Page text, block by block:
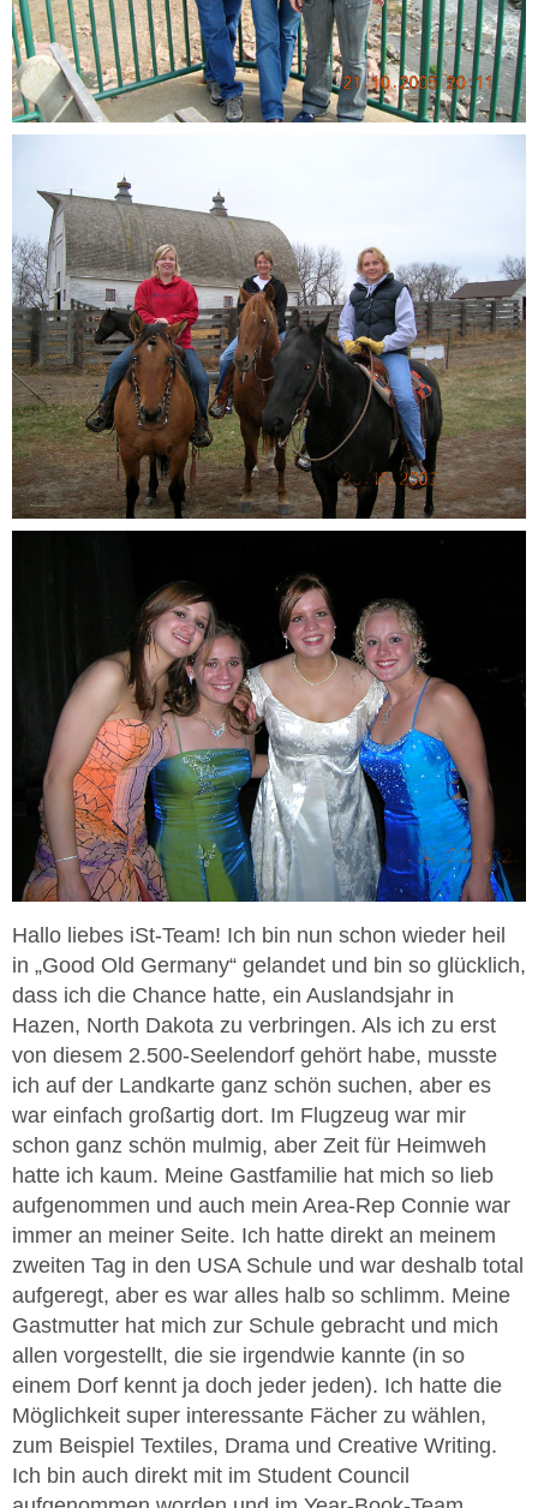
Hallo liebes iSt-Team! Ich bin nun schon wieder heil
in „Good Old Germany“ gelandet und bin so glücklich,
dass ich die Chance hatte, ein Auslandsjahr in
Hazen, North Dakota zu verbringen. Als ich zu erst
von diesem 2.500-Seelendorf gehört habe, musste
ich auf der Landkarte ganz schön suchen, aber es
war einfach großartig dort. Im Flugzeug war mir
schon ganz schön mulmig, aber Zeit für Heimweh
hatte ich kaum. Meine Gastfamilie hat mich so lieb
aufgenommen und auch mein Area-Rep Connie war
immer an meiner Seite. Ich hatte direkt an meinem
zweiten Tag in den USA Schule und war deshalb total
aufgeregt, aber es war alles halb so schlimm. Meine
Gastmutter hat mich zur Schule gebracht und mich
allen vorgestellt, die sie irgendwie kannte (in so
einem Dorf kennt ja doch jeder jeden). Ich hatte die
Möglichkeit super interessante Fächer zu wählen,
zum Beispiel Textiles, Drama und Creative Writing.
Ich bin auch direkt mit im Student Council